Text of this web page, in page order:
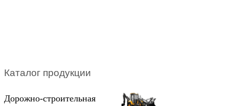
Каталог продукции
Дорожно-строительная